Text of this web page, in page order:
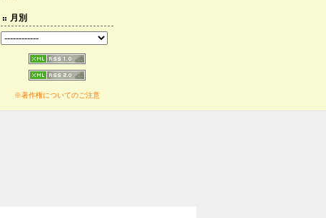
月別
※著作権についてのご注意